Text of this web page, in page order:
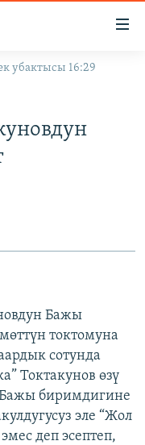
убактысы 16:29
Бажы
токтомуна
сотунда
Токтакунов өзү
биримдигине
эле “Жол
деп эсептеп,